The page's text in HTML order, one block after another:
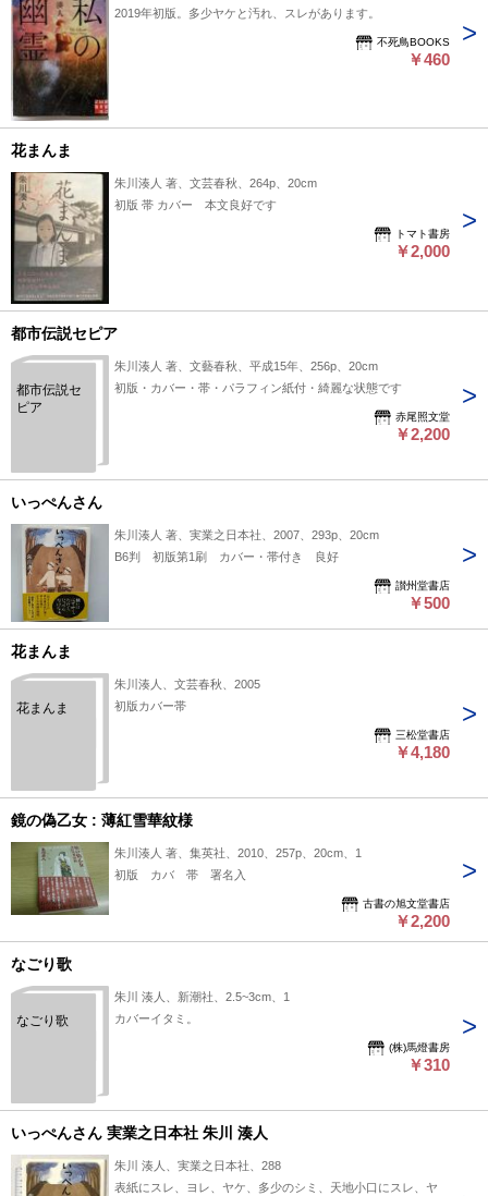
2019年初版。多少ヤケと汚れ、スレがあります。
不死鳥BOOKS
￥460
花まんま
朱川湊人 著、文芸春秋、264p、20cm
初版 帯 カバー 本文良好です
トマト書房
￥2,000
都市伝説セピア
都市伝説セ
ピア
朱川湊人 著、文藝春秋、平成15年、256p、20cm
初版・カバー・帯・パラフィン紙付・綺麗な状態です
赤尾照文堂
￥2,200
いっぺんさん
朱川湊人 著、実業之日本社、2007、293p、20cm
B6判 初版第1刷 カバー・帯付き 良好
讃州堂書店
￥500
花まんま
花まんま
朱川湊人、文芸春秋、2005
初版カバー帯
三松堂書店
￥4,180
鏡の偽乙女 : 薄紅雪華紋様
朱川湊人 著、集英社、2010、257p、20cm、1
初版 カバ 帯 署名入
古書の旭文堂書店
￥2,200
なごり歌
なごり歌
朱川 湊人、新潮社、2.5~3cm、1
カバーイタミ。
(株)馬燈書房
￥310
いっぺんさん 実業之日本社 朱川 湊人
朱川 湊人、実業之日本社、288
表紙にスレ、ヨレ、ヤケ、多少のシミ、天地小口にスレ、ヤ